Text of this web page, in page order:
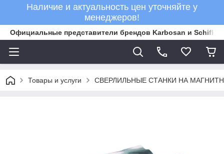
Наличие и актуальность цен уточняйте у
менеджеров!
Официальные представители брендов Karbosan и Schifler
Товары и услуги СВЕРЛИЛЬНЫЕ СТАНКИ НА